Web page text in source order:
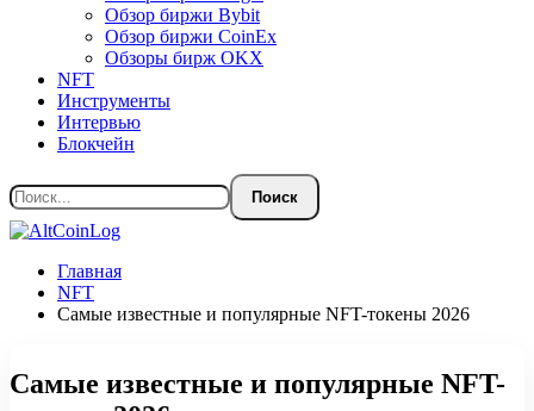
Обзор биржи Bybit
Обзор биржи CoinEx
Обзоры бирж OKX
NFT
Инструменты
Интервью
Блокчейн
Главная
NFT
Самые известные и популярные NFT-токены 2026
Самые известные и популярные NFT-